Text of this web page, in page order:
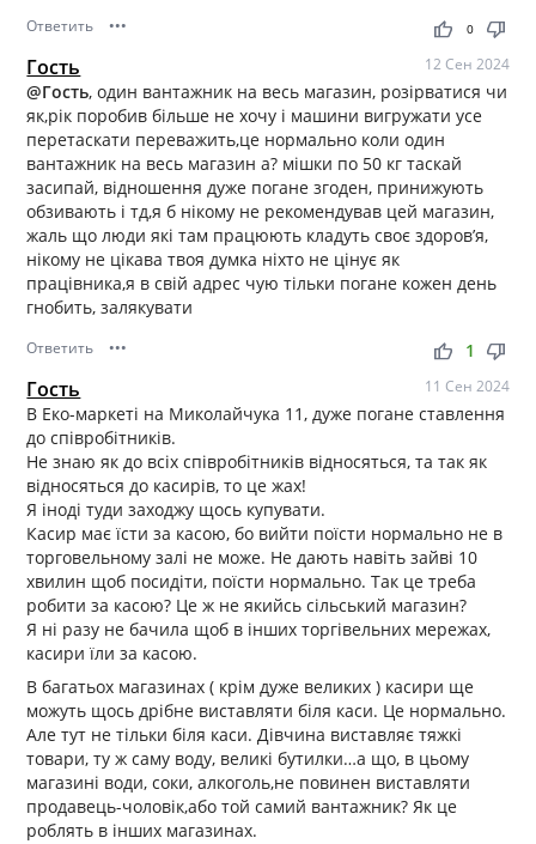
Ответить ••• thumb_up thumb_down
0
Гость 12 Сен 2024
@Гость, один вантажник на весь магазин, розірватися чи
як,рік поробив більше не хочу і машини вигружати усе
перетаскати переважить,це нормально коли один
вантажник на весь магазин а? мішки по 50 кг таскай
засипай, відношення дуже погане згоден, принижують
обзивають і тд,я б нікому не рекомендував цей магазин,
жаль що люди які там працюють кладуть своє здоров’я,
нікому не цікава твоя думка ніхто не цінує як
працівника,я в свій адрес чую тільки погане кожен день
гнобить, залякувати
Ответить ••• thumb_up thumb_down
1
Гость 11 Сен 2024
В Еко-маркеті на Миколайчука 11, дуже погане ставлення
до співробітників.
Не знаю як до всіх співробітників відносяться, та так як
відносяться до касирів, то це жах!
Я іноді туди заходжу щось купувати.
Касир має їсти за касою, бо вийти поїсти нормально не в
торговельному залі не може. Не дають навіть зайві 10
хвилин щоб посидіти, поїсти нормально. Так це треба
робити за касою? Це ж не якийсь сільський магазин?
Я ні разу не бачила щоб в інших торгівельних мережах,
касири їли за касою.
В багатьох магазинах ( крім дуже великих ) касири ще
можуть щось дрібне виставляти біля каси. Це нормально.
Але тут не тільки біля каси. Дівчина виставляє тяжкі
товари, ту ж саму воду, великі бутилки…а що, в цьому
магазині води, соки, алкоголь,не повинен виставляти
продавець-чоловік,або той самий вантажник? Як це
роблять в інших магазинах.